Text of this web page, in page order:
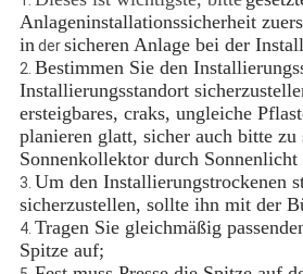
Anlageninstallationssicherheit
in dersicheren Anlage bei der
2. Bestimmen Sie den
Installierungsstandort
ersteigbares, craks, ungleiche
planieren glatt, sicher auch bitte zu
Sonnenkollektor durch
3. Um den Installierungstrockenen
sicherzustellen, sollte ihn mit der
4. Tragen Sie gleichmäßig
Spitze auf;